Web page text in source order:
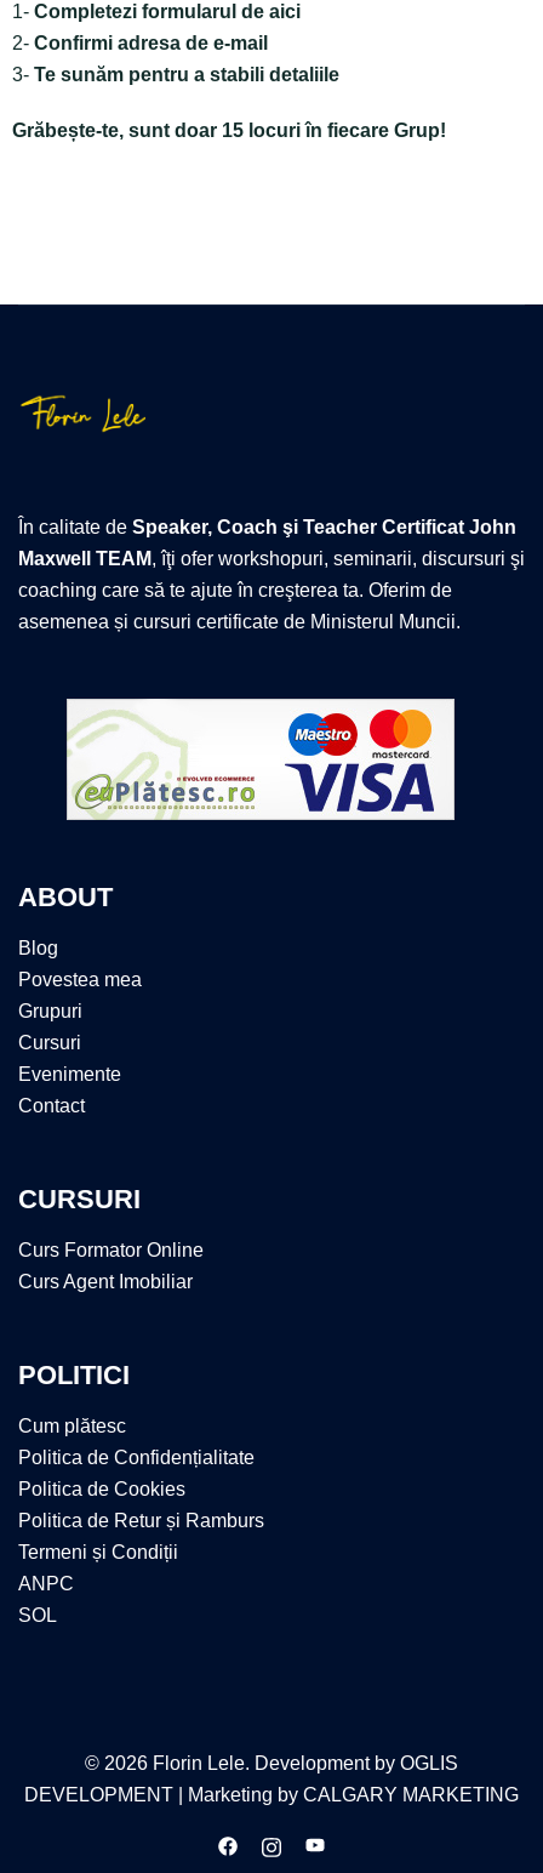
1- Completezi formularul de aici
2- Confirmi adresa de e-mail
3- Te sunăm pentru a stabili detaliile
Grăbește-te, sunt doar 15 locuri în fiecare Grup!
În calitate de Speaker, Coach şi Teacher Certificat John
Maxwell TEAM, îţi ofer workshopuri, seminarii, discursuri şi
coaching care să te ajute în creşterea ta. Oferim de
asemenea și cursuri certificate de Ministerul Muncii.
ABOUT
Blog
Povestea mea
Grupuri
Cursuri
Evenimente
Contact
CURSURI
Curs Formator Online
Curs Agent Imobiliar
POLITICI
Cum plătesc
Politica de Confidențialitate
Politica de Cookies
Politica de Retur și Ramburs
Termeni și Condiții
ANPC
SOL
© 2026 Florin Lele. Development by OGLIS
DEVELOPMENT
| Marketing by CALGARY MARKETING